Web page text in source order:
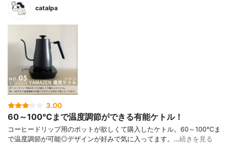
catalpa
3.00
60～100℃まで温度調節ができる有能ケトル！
コーヒードリップ用のポットが欲しくて購入したケトル。60～100℃ま
で温度調節が可能◎デザインが好みで気に入ってます。…続きを見る